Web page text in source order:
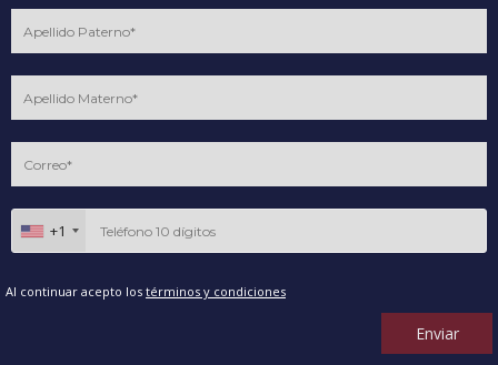
+1
Al continuar acepto los términos y condiciones
Enviar